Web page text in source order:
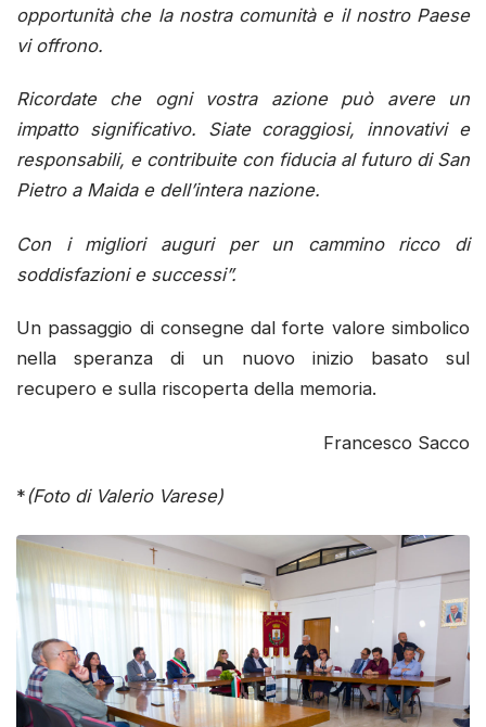
opportunità che la nostra comunità e il nostro Paese
vi offrono.
Ricordate che ogni vostra azione può avere un
impatto significativo. Siate coraggiosi, innovativi e
responsabili, e contribuite con fiducia al futuro di San
Pietro a Maida e dell’intera nazione.
Con i migliori auguri per un cammino ricco di
soddisfazioni e successi”.
Un passaggio di consegne dal forte valore simbolico
nella speranza di un nuovo inizio basato sul
recupero e sulla riscoperta della memoria.
Francesco Sacco
*(Foto di Valerio Varese)